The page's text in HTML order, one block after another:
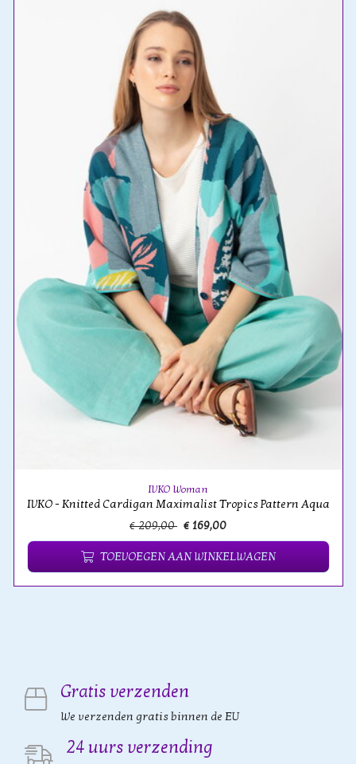
IVKO Woman
IVKO - Knitted Cardigan Maximalist Tropics Pattern Aqua
€ 209,00 € 169,00
TOEVOEGEN AAN WINKELWAGEN
Gratis verzenden
We verzenden gratis binnen de EU
24 uurs verzending